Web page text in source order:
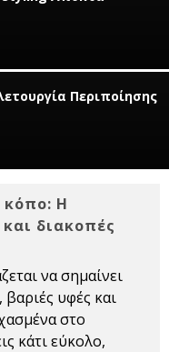
Περιποίησης
κόπο: Η
διακοπές
να σημαίνει
υφές και
στο
κάτι εύκολο,